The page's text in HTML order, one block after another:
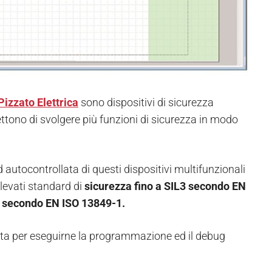
Elettrica sono dispositivi di sicurezza
di svolgere più funzioni di sicurezza in modo
autocontrollata di questi dispositivi multifunzionali
standard di sicurezza fino a SIL3 secondo EN
EN ISO 13849-1.
per eseguirne la programmazione ed il debug